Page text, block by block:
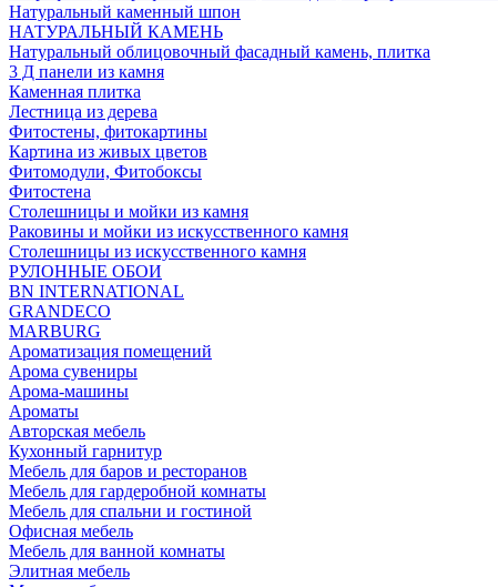
Натуральный каменный шпон
НАТУРАЛЬНЫЙ КАМЕНЬ
Натуральный облицовочный фасадный камень, плитка
3 Д панели из камня
Каменная плитка
Лестница из дерева
Фитостены, фитокартины
Картина из живых цветов
Фитомодули, Фитобоксы
Фитостена
Столешницы и мойки из камня
Раковины и мойки из искусственного камня
Столешницы из искусственного камня
РУЛОННЫЕ ОБОИ
BN INTERNATIONAL
GRANDECO
MARBURG
Ароматизация помещений
Арома сувениры
Арома-машины
Ароматы
Авторская мебель
Кухонный гарнитур
Мебель для баров и ресторанов
Мебель для гардеробной комнаты
Мебель для спальни и гостиной
Офисная мебель
Мебель для ванной комнаты
Элитная мебель